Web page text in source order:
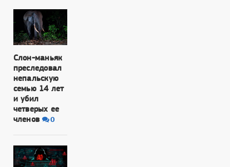
Слон-маньяк
преследовал
непальскую
семью 14 лет
и убил
четверых ее
членов
0